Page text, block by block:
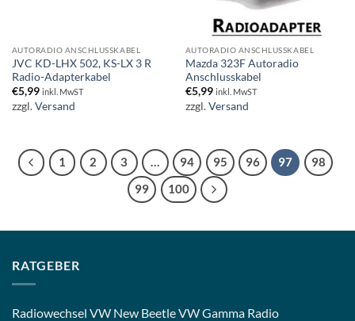
AUTORADIO ANSCHLUSSKABEL
JVC KD-LHX 502, KS-LX 3 R
Radio-Adapterkabel
€5,99 inkl. MwST
zzgl.Versand
AUTORADIO ANSCHLUSSKABEL
Mazda 323F Autoradio
Anschlusskabel
€5,99 inkl. MwST
zzgl.Versand
1 2 3 … 94 95 96 97
98
99
100
RATGEBER
Radiowechsel VW New Beetle VW Gamma Radio